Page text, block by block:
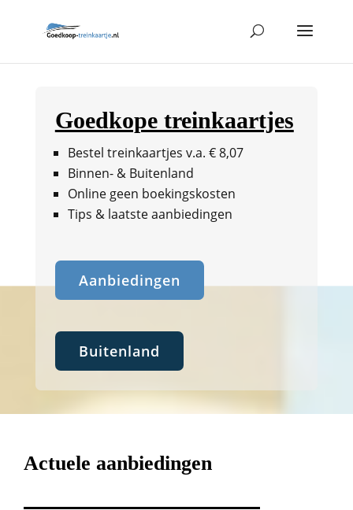
Goedkope treinkaartjes
Bestel treinkaartjes v.a. € 8,07
Binnen- & Buitenland
Online geen boekingskosten
Tips & laatste aanbiedingen
Aanbiedingen
Buitenland
Actuele aanbiedingen